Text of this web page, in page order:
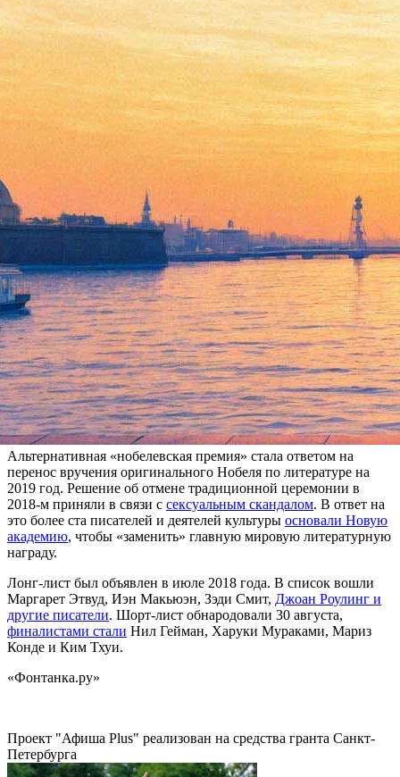
Мураками отказался от
выдвижения на
альтернативную Нобелевку
Версия для печати
Японский писатель Харуки Мураками отказался участвовать
в альтернативной «нобелевской премии» по литературе. Свое
решение прозаик объяснил желанием «сконцентрироваться на
написании новой книги, не отвлекаясь на внимание со
стороны медиа».
Об это 16 сентября передаётReuters. Такая же информация
подтверждена в Facebook новой литературной премии. По
словам организаторов, Мураками отправил письмо с просьбой
снять свою кандидатуру и поблагодарил за то, что был
номинирован. «Новая академия сожалеет об этом решении, но
уважает его», — подчёркивается в сообщении.
Альтернативная «нобелевская премия» стала ответом на
перенос вручения оригинального Нобеля по литературе на
2019 год. Решение об отмене традиционной церемонии в
2018-м приняли в связи с сексуальным скандалом. В ответ на
это более ста писателей и деятелей культуры основали Новую
академию, чтобы «заменить» главную мировую литературную
награду.
Лонг-лист был объявлен в июле 2018 года. В список вошли
Маргарет Этвуд, Иэн Макьюэн, Зэди Смит, Джоан Роулинг и
другие писатели. Шорт-лист обнародовали 30 августа,
финалистами стали Нил Гейман, Харуки Мураками, Мариз
Конде и Ким Тхуи.
«Фонтанка.ру»
Проект "Афиша Plus" реализован на средства гранта Санкт-
Петербурга